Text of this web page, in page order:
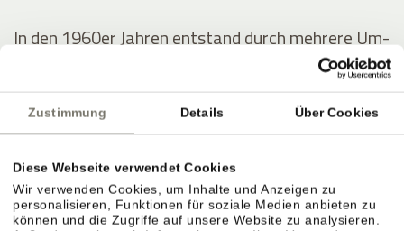
Zustimmung Details Über Cookies
Diese Webseite verwendet Cookies
Wir verwenden Cookies, um Inhalte und Anzeigen zu
personalisieren, Funktionen für soziale Medien anbieten zu
können und die Zugriffe auf unsere Website zu analysieren.
In den 1960er Jahren entstand durch mehrere Um-
und Zubauten das erste Hotel mit Freibad im
Überetsch. Der junge Erbe Josef Hanni-Ausserer
baute 1972 das erste Hallenbad der Region,
errichtete zwei Tennisplätze und intensivierte die
Weinproduktion.